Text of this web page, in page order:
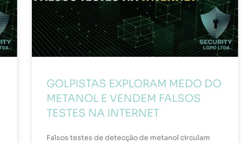
GOLPISTAS EXPLORAM MEDO DO
METANOL E VENDEM FALSOS
TESTES NA INTERNET
Falsos testes de detecção de metanol circulam